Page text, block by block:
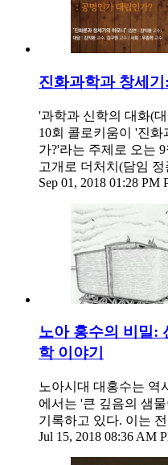
진화과학과 창세
'과학과 신학의 대화(
10회 콜로키움이 '진
가?'라는 주제로 오는
고개로 더처치(담임
Sep 01, 2018 01:28 PM
노아 홍수의 비밀:
학 이야기
노아시대 대홍수는 역
에서는 '큰 깊음의 샘
기록하고 있다. 이는
Jul 15, 2018 08:36 AM